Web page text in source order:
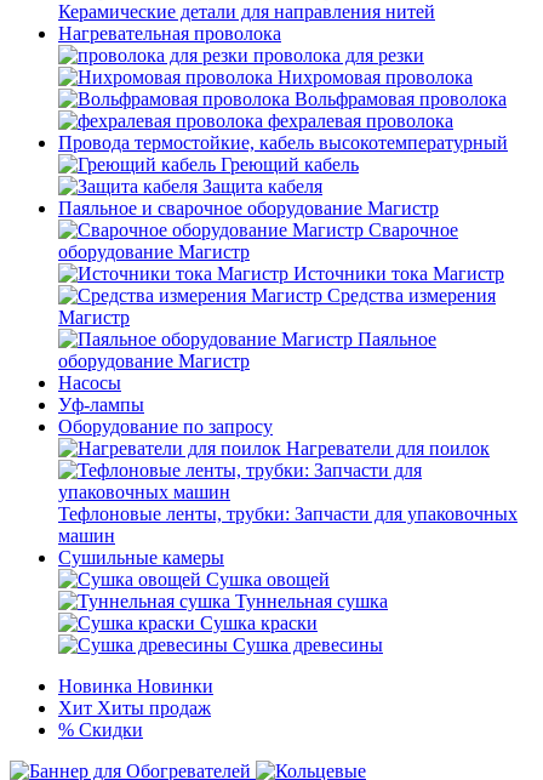
Керамические детали для направления нитей
Нагревательная проволока
проволока для резки
Нихромовая проволока
Вольфрамовая проволока
фехралевая проволока
Провода термостойкие, кабель высокотемпературный
Греющий кабель
Защита кабеля
Паяльное и сварочное оборудование Магистр
Сварочное
оборудование Магистр
Источники тока Магистр
Средства измерения
Магистр
Паяльное
оборудование Магистр
Насосы
Уф-лампы
Оборудование по запросу
Нагреватели для поилок
Тефлоновые ленты, трубки: Запчасти для упаковочных
машин
Сушильные камеры
Сушка овощей
Туннельная сушка
Сушка краски
Сушка древесины
Новинка Новинки
Хит Хиты продаж
% Скидки